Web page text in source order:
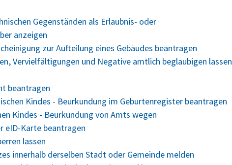
Gegenständen als Erlaubnis- oder
anzeigen
zur Aufteilung eines Gebäudes beantragen
Vervielfältigungen und Negative amtlich beglaubigen lassen
beantragen
Kindes - Beurkundung im Geburtenregister beantragen
Kindes - Beurkundung von Amts wegen
eID-Karte beantragen
lassen
innerhalb derselben Stadt oder Gemeinde melden